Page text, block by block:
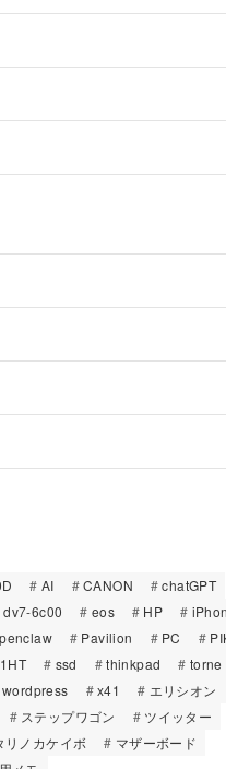
AI CANON
chatGPT
dv7-6c00 eos HP
Pavilion PC
ssd thinkpad
torne
wordpress x41
エリシオン
ステップワゴン
ツイッター
リノカケイボ
マザーボード